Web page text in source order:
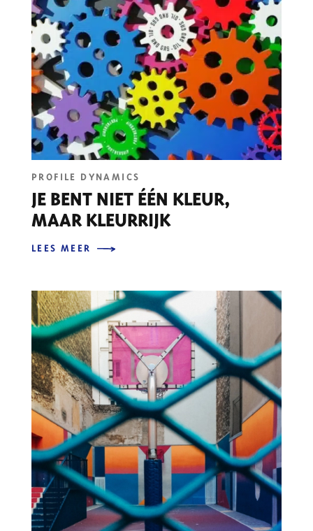
PROFILE DYNAMICS
JE BENT NIET ÉÉN KLEUR,
MAAR KLEURRIJK
LEES MEER